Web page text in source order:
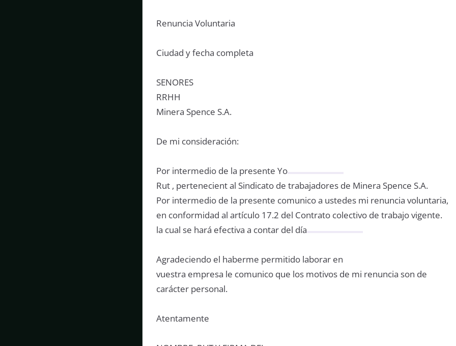
Renuncia Voluntaria
Ciudad y fecha completa
SENORES
RRHH
Minera Spence S.A.
De mi consideración:
Por intermedio de la presente Yo
Rut , pertenecient al Sindicato de trabajadores de Minera Spence S.A.
Por intermedio de la presente comunico a ustedes mi renuncia voluntaria,
en conformidad al artículo 17.2 del Contrato colectivo de trabajo vigente.
la cual se hará efectiva a contar del día
Agradeciendo el haberme permitido laborar en
vuestra empresa le comunico que los motivos de mi renuncia son de
carácter personal.
Atentamente